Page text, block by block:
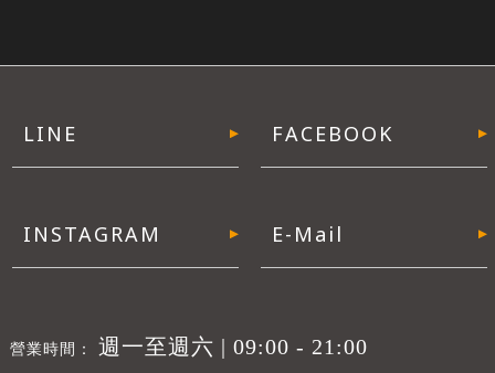
週一至週六 | 09:00 - 21:00